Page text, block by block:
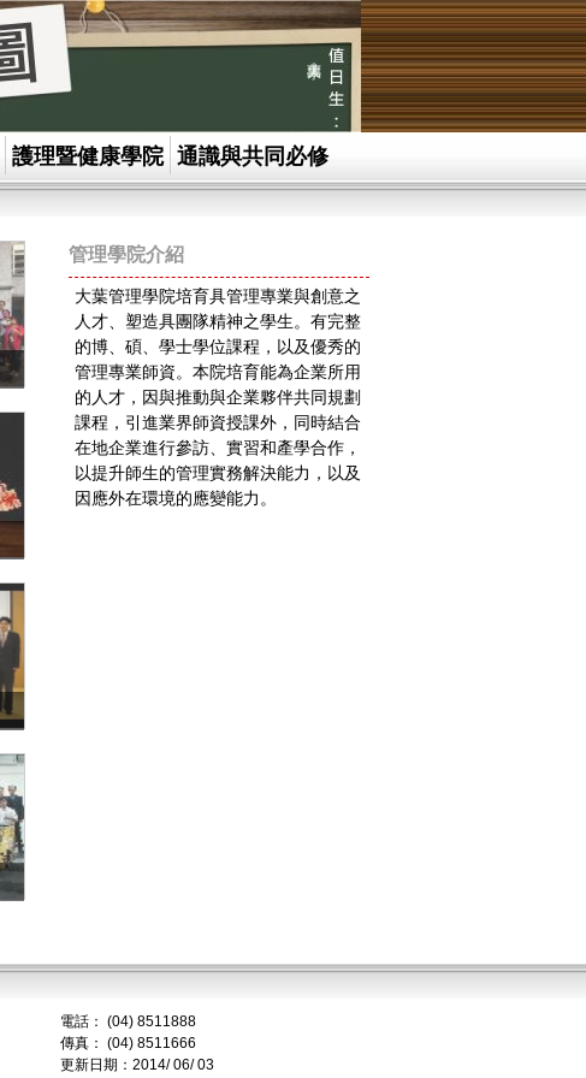
護理暨健康學院 通識與共同必修
管理學院介紹
大葉管理學院培育具管理專業與創意之
人才、塑造具團隊精神之學生。有完整
的博、碩、學士學位課程，以及優秀的
管理專業師資。本院培育能為企業所用
的人才，因與推動與企業夥伴共同規劃
課程，引進業界師資授課外，同時結合
在地企業進行參訪、實習和產學合作，
以提升師生的管理實務解決能力，以及
因應外在環境的應變能力。
電話： (04) 8511888
傳真： (04) 8511666
更新日期：2014/ 06/ 03